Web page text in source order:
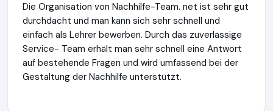
Die Organisation von Nachhilfe-Team. net ist sehr gut
durchdacht und man kann sich sehr schnell und
einfach als Lehrer bewerben. Durch das zuverlässige
Service- Team erhält man sehr schnell eine Antwort
auf bestehende Fragen und wird umfassend bei der
Gestaltung der Nachhilfe unterstützt.